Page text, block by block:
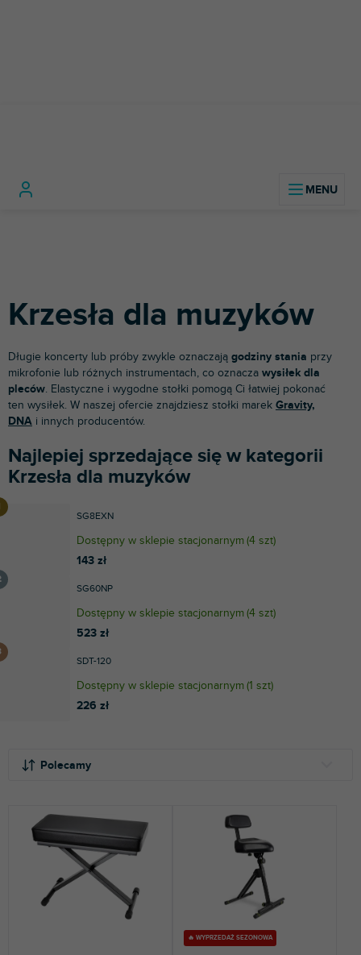
Krzesła dla muzyków
Długie koncerty lub próby zwykle oznaczają godziny stania przy
mikrofonie lub różnych instrumentach, co oznacza wysiłek dla
pleców. Elastyczne i wygodne stołki pomogą Ci łatwiej pokonać
ten wysiłek. W naszej ofercie znajdziesz stołki marek Gravity,
DNA i innych producentów.
Najlepiej sprzedające się w kategorii
Krzesła dla muzyków
SG8EXN
Dostępny w sklepie stacjonarnym(4 szt)
143 zł
SG60NP
Dostępny w sklepie stacjonarnym(4 szt)
523 zł
SDT-120
Dostępny w sklepie stacjonarnym(1 szt)
226 zł
Polecamy
NAJDROŻSZE
NAJCZĘŚCIEJ SPRZEDAWANE
ALFABETYCZNIE
🔥 WYPRZEDAŻ SEZONOWA